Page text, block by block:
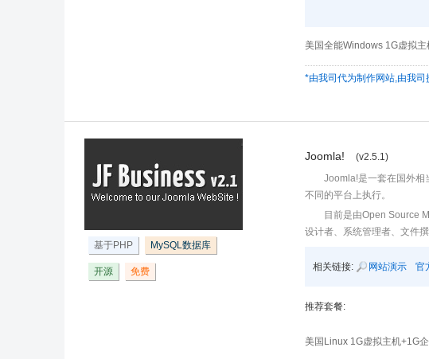
美国全能Windows 1G虚拟
*由我司代为制作网站,由我司
基于PHP MySQL数据库
开源 免费
Joomla!
(v2.5.1)
Joomla!是一套在国外相
不同的平台上执行。
目前是由Open Source
设计者、系统管理者、文件
相关链接: 网站演示 官
推荐套餐:
美国Linux 1G虚拟主机+1G